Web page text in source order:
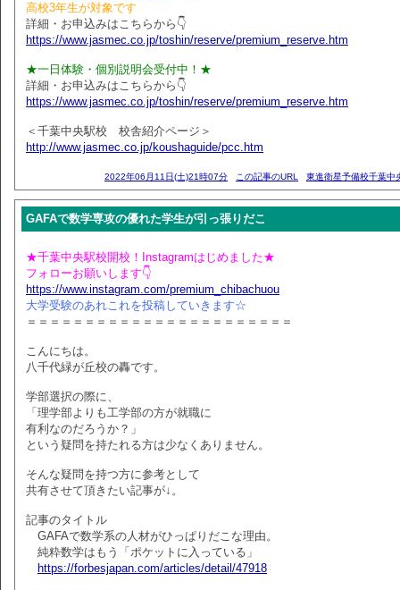
高校3年生が対象です
詳細・お申込みはこちらから👇
https://www.jasmec.co.jp/toshin/reserve/premium_reserve.htm
★一日体験・個別説明会受付中！★
詳細・お申込みはこちらから👇
https://www.jasmec.co.jp/toshin/reserve/premium_reserve.htm
＜千葉中央駅校 校舎紹介ページ＞
http://www.jasmec.co.jp/koushaguide/pcc.htm
2022年06月11日(土)21時07分 この記事のURL 東進衛星予備校千葉中
GAFAで数学専攻の優れた学生が引っ張りだこ
★千葉中央駅校開校！Instagramはじめました★
フォローお願いします👇
https://www.instagram.com/premium_chibachuou
大学受験のあれこれを投稿していきます☆
＝＝＝＝＝＝＝＝＝＝＝＝＝＝＝＝＝＝＝＝＝＝＝
こんにちは。
八千代緑が丘校の轟です。
学部選択の際に、
「理学部よりも工学部の方が就職に
有利なのだろうか？」
という疑問を持たれる方は少なくありません。
そんな疑問を持つ方に参考として
共有させて頂きたい記事が↓。
記事のタイトル
GAFAで数学系の人材がひっぱりだこな理由。
純粋数学はもう「ポケットに入っている」
https://forbesjapan.com/articles/detail/47918